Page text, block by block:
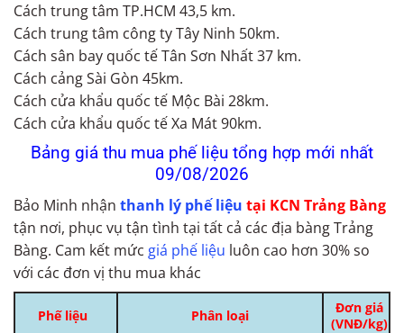
Cách trung tâm TP.HCM 43,5 km.
Cách trung tâm công ty Tây Ninh 50km.
Cách sân bay quốc tế Tân Sơn Nhất 37 km.
Cách cảng Sài Gòn 45km.
Cách cửa khẩu quốc tế Mộc Bài 28km.
Cách cửa khẩu quốc tế Xa Mát 90km.
Bảng giá thu mua phế liệu tổng hợp mới nhất
09/08/2026
Bảo Minh nhận thanh lý phế liệu tại KCN Trảng Bàng
tận nơi, phục vụ tận tình tại tất cả các địa bàng Trảng
Bàng. Cam kết mức giá phế liệu luôn cao hơn 30% so
với các đơn vị thu mua khác
Phế liệu Phân loại
Đơn giá
(VNĐ/kg)